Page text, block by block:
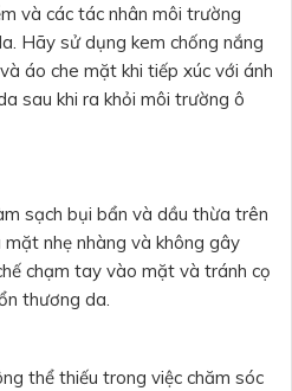
và các tác nhân môi trường
Hãy sử dụng kem chống nắng
áo che mặt khi tiếp xúc với ánh
sau khi ra khỏi môi trường ô
sạch bụi bẩn và dầu thừa trên
nhẹ nhàng và không gây
chạm tay vào mặt và tránh cọ
thương da.
thể thiếu trong việc chăm sóc